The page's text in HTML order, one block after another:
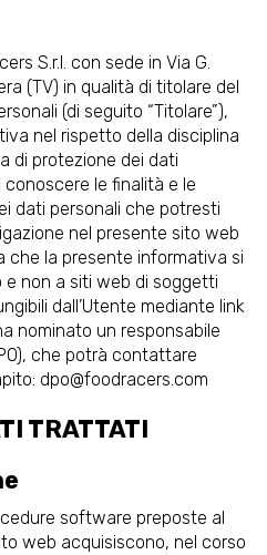
S.r.l. con sede in Via G.
(TV) in qualità di titolare del
(di seguito “Titolare”),
nel rispetto della disciplina
di protezione dei dati
le finalità e le
dati personali che potresti
nel presente sito web
che la presente informativa si
non a siti web di soggetti
dall’Utente mediante link
nominato un responsabile
che potrà contattare
dpo@foodracers.com
TRATTATI
software preposte al
web acquisiscono, nel corso